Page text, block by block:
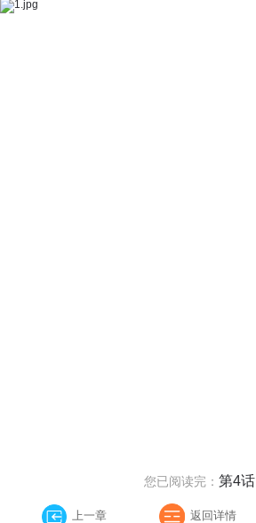
您已阅读完： 第4话
上一章 返回详情